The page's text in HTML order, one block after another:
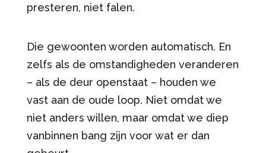
presteren, niet falen.
Die gewoonten worden automatisch. En
zelfs als de omstandigheden veranderen
– als de deur openstaat – houden we
vast aan de oude loop. Niet omdat we
niet anders willen, maar omdat we diep
vanbinnen bang zijn voor wat er dan